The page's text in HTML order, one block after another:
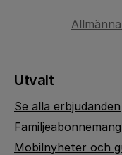
Utvalt
Se alla erbjudanden
Familjeabonnemang
Mobilnyheter och